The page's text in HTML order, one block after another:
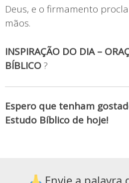
Deus, e o firmamento
mãos.
INSPIRAÇÃO DO DIA –
BÍBLICO?
Espero que tenham
Estudo Bíblico de hoje!
Envie a palavra